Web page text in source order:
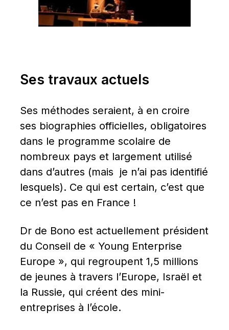
Ses travaux actuels
Ses méthodes seraient, à en croire
ses biographies officielles, obligatoires
dans le programme scolaire de
nombreux pays et largement utilisé
dans d’autres (mais  je n’ai pas identifié
lesquels). Ce qui est certain, c’est que
ce n’est pas en France !
Dr de Bono est actuellement président
du Conseil de « Young Enterprise
Europe », qui regroupent 1,5 millions
de jeunes à travers l’Europe, Israël et
la Russie, qui créent des mini-
entreprises à l’école.